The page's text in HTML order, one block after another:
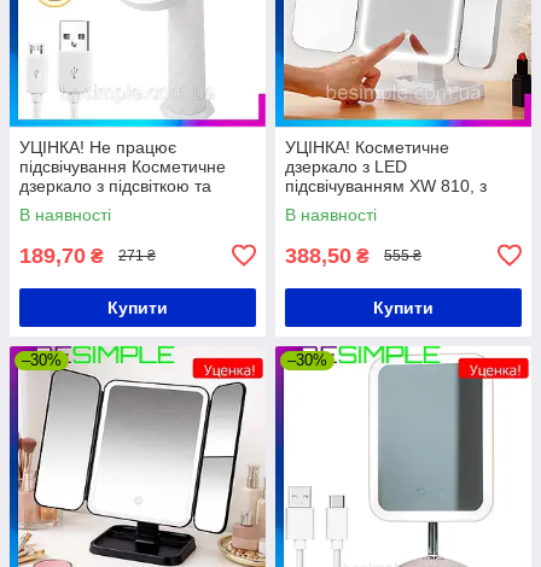
УЦІНКА! Не працює
підсвічування Косметичне
дзеркало з підсвіткою та
сенсором, 33х19см, від USB /
Настільне дзеркало для
В наявності
189,70 ₴ 271 ₴
Купити
УЦІНКА! Косметичне
дзеркало з LED
підсвічуванням XW 810, з
USB / Потрійне сенсорне
дзеркало для макіяжу
В наявності
388,50 ₴ 555 ₴
Купити
–30% –30%